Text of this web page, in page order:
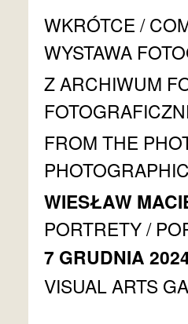
WKRÓTCE /
WYSTAWA
Z ARCHIWUM
FROM THE
WIESŁAW
PORTRETY /
7 GRUDNIA
VISUAL ARTS